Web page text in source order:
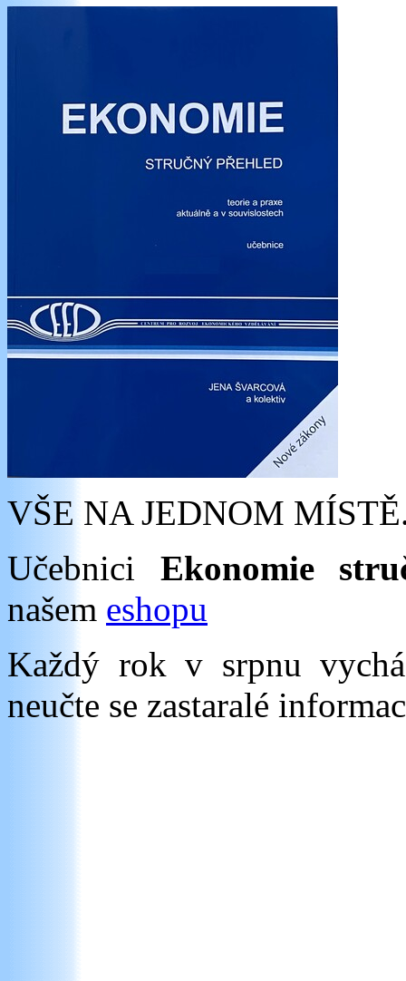
VŠE NA JEDNOM
Učebnici Ekonomie
našem eshopu
Každý rok v srpnu
neučte se zastaralé